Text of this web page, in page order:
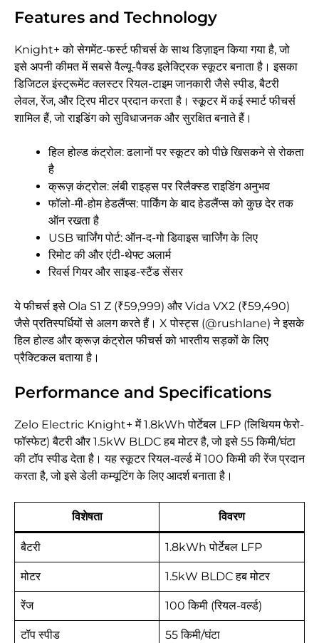
Features and Technology
Knight+ को सेगमेंट-फर्स्ट फीचर्स के साथ डिज़ाइन किया गया है, जो
इसे अपनी कीमत में सबसे वैल्यू-पैक्ड इलेक्ट्रिक स्कूटर बनाता है। इसका
डिजिटल इंस्ट्रूमेंट क्लस्टर रियल-टाइम जानकारी जैसे स्पीड, बैटरी
लेवल, रेंज, और ट्रिप मीटर प्रदान करता है। स्कूटर में कई स्मार्ट फीचर्स
शामिल हैं, जो राइडिंग को सुविधाजनक और सुरक्षित बनाते हैं।
हिल होल्ड कंट्रोल: ढलानों पर स्कूटर को पीछे खिसकने से रोकता
है
क्रूज़ कंट्रोल: लंबी राइड्स पर रिलैक्स्ड राइडिंग अनुभव
फॉलो-मी-होम हेडलैंप्स: पार्किंग के बाद हेडलैंप्स को कुछ देर तक
ऑन रखता है
USB चार्जिंग पोर्ट: ऑन-द-गो डिवाइस चार्जिंग के लिए
रिमोट की और एंटी-थेफ्ट अलार्म
रिवर्स गियर और साइड-स्टैंड सेंसर
ये फीचर्स इसे Ola S1 Z (₹59,999) और Vida VX2 (₹59,490)
जैसे प्रतिस्पर्धियों से अलग करते हैं। X पोस्ट्स (@rushlane) ने इसके
हिल होल्ड और क्रूज़ कंट्रोल फीचर्स को भारतीय सड़कों के लिए
प्रैक्टिकल बताया है।
Performance and Specifications
Zelo Electric Knight+ में 1.8kWh पोर्टेबल LFP (लिथियम फेरो-
फॉस्फेट) बैटरी और 1.5kW BLDC हब मोटर है, जो इसे 55 किमी/घंटा
की टॉप स्पीड देता है। यह स्कूटर रियल-वर्ल्ड में 100 किमी की रेंज प्रदान
करता है, जो इसे डेली कम्यूटिंग के लिए आदर्श बनाता है।
विशेषता विवरण
बैटरी 1.8kWh पोर्टेबल LFP
मोटर 1.5kW BLDC हब मोटर
रेंज 100 किमी (रियल-वर्ल्ड)
टॉप स्पीड 55 किमी/घंटा